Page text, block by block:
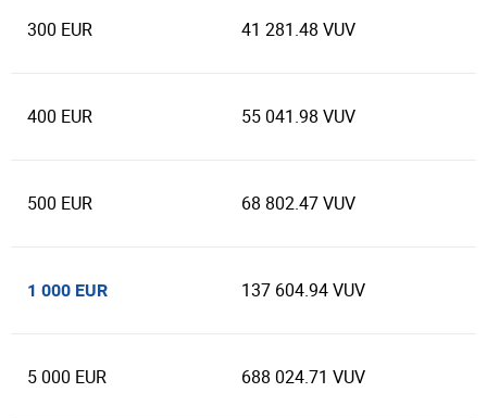
300 EUR 41 281.48 VUV
400 EUR 55 041.98 VUV
500 EUR 68 802.47 VUV
1 000 EUR 137 604.94 VUV
5 000 EUR 688 024.71 VUV